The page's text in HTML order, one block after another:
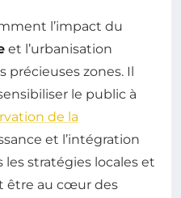
l’impact du
et l’urbanisation
précieuses zones. Il
le public à
de la
et l’intégration
stratégies locales et
être au cœur des